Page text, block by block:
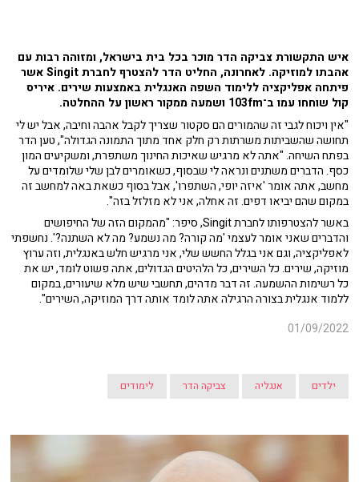
איש התקשורת צביקה הדר מוכר בכל בית בישראל, ומזוהה רבות עם
אהבתו למוזיקה. לאחרונה, החליט הדר להצטרף לחברת Singit אשר
פיתחה אפליקציה ללימוד השפה האנגלית באמצעות שירים. איריס
קול שוחחו עמו ב־103fm ושמעה ממקור ראשון על ההחלטה.
"אין ויכוח לגבי זה שהמורים הם סקטור שצריך לקבל אהבה וחיבה, אבל יש לי
תחושה שהשביתות משרתות רק חלק אחד מתוך התמונה הגדולה", טען הדר
בפתח השיחה. "אתה לא מרגיש שאיכות החינוך משתפרת, ומשקיעים המון
כסף. הדברים משתנים ונראה לי שבסוף, כשאומרים לבן שלי שלומדים על
מחשב, אתה אומר 'איזה יופי, השתפרו', אבל בסוף כשאת באה למחשב זה
במקום שהם יביאו דפים. זה אחלה, אני לא מזלזל בזה".
באשר להצטרפותו לחברת Singit, סיפר: "מהמקום הזה של החיפושים
והדברים שאני אומר לעצמי 'מה קורה? מה נשמע? מה לא השתנה?'. נחשפתי
לאפליקציה, וגם אני בגלל החשש שלי, אני מרגיש חלש באנגלית, וזה ערוץ
מוזיקה, שירים. כל השירים, כל הלהיטים הגדולים, אתה פשוט לומד, יש את
כל רשימות ההשמעה. זה דבר מדהים, תחשבי שיש מלא שיעורים, במקום
ללמוד אנגלית בצורה הרגילה אתה לומד אותה דרך המוזיקה, השירים".
01/09/2022
ילדים אנגליה צביקה הדר לימודים